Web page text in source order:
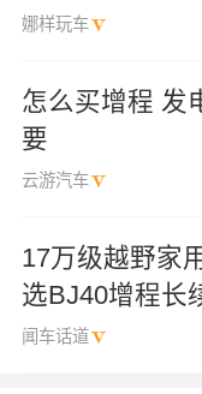
市
娜样玩车
怎么买增程 发
要
云游汽车
17万级越野家
选BJ40增程长
钛7？
闻车话道